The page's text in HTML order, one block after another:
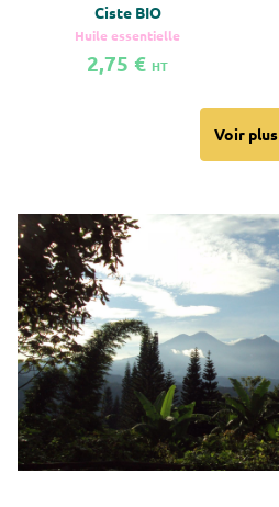
Ciste BIO
Huile essentielle
2,75 € HT
Voir plus